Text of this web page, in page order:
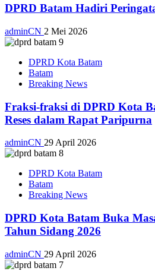
DPRD Batam Hadiri
adminCN 2 Mei 2026
DPRD Kota Batam
Batam
Breaking News
Fraksi-fraksi di DPRD Kota
Reses dalam Rapat Paripurna
adminCN 29 April 2026
DPRD Kota Batam
Batam
Breaking News
DPRD Kota Batam Buka
Tahun Sidang 2026
adminCN 29 April 2026